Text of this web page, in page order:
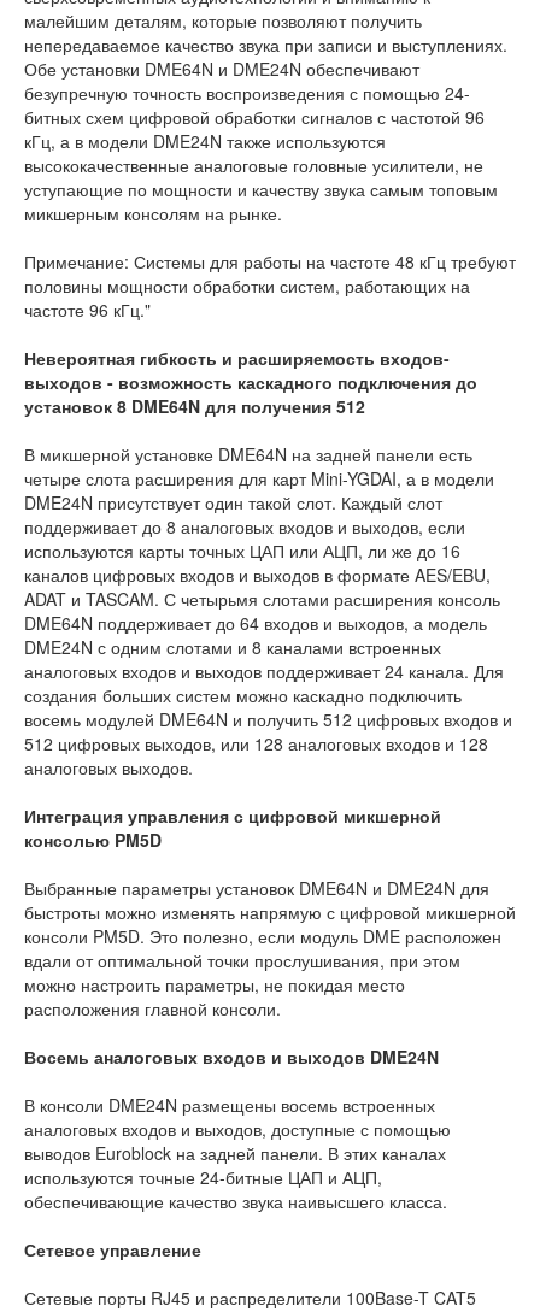
малейшим деталям, которые позволяют получить
непередаваемое качество звука при записи и выступлениях.
Обе установки DME64N и DME24N обеспечивают
безупречную точность воспроизведения с помощью 24-
битных схем цифровой обработки сигналов с частотой 96
кГц, а в модели DME24N также используются
высококачественные аналоговые головные усилители, не
уступающие по мощности и качеству звука самым топовым
микшерным консолям на рынке.
Примечание: Системы для работы на частоте 48 кГц требуют
половины мощности обработки систем, работающих на
частоте 96 кГц."
Невероятная гибкость и расширяемость входов-
выходов - возможность каскадного подключения до
установок 8 DME64N для получения 512
В микшерной установке DME64N на задней панели есть
четыре слота расширения для карт Mini-YGDAI, а в модели
DME24N присутствует один такой слот. Каждый слот
поддерживает до 8 аналоговых входов и выходов, если
используются карты точных ЦАП или АЦП, ли же до 16
каналов цифровых входов и выходов в формате AES/EBU,
ADAT и TASCAM. С четырьмя слотами расширения консоль
DME64N поддерживает до 64 входов и выходов, а модель
DME24N с одним слотами и 8 каналами встроенных
аналоговых входов и выходов поддерживает 24 канала. Для
создания больших систем можно каскадно подключить
восемь модулей DME64N и получить 512 цифровых входов и
512 цифровых выходов, или 128 аналоговых входов и 128
аналоговых выходов.
Интеграция управления с цифровой микшерной
консолью PM5D
Выбранные параметры установок DME64N и DME24N для
быстроты можно изменять напрямую с цифровой микшерной
консоли PM5D. Это полезно, если модуль DME расположен
вдали от оптимальной точки прослушивания, при этом
можно настроить параметры, не покидая место
расположения главной консоли.
Восемь аналоговых входов и выходов DME24N
В консоли DME24N размещены восемь встроенных
аналоговых входов и выходов, доступные с помощью
выводов Euroblock на задней панели. В этих каналах
используются точные 24-битные ЦАП и АЦП,
обеспечивающие качество звука наивысшего класса.
Сетевое управление
Сетевые порты RJ45 и распределители 100Base-T CAT5